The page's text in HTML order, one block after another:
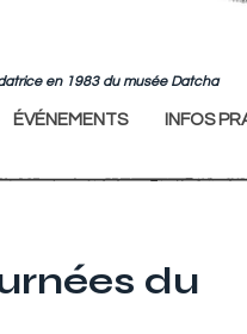
en 1983 du musée Datcha
ÉVÉNEMENTS INFOS
du